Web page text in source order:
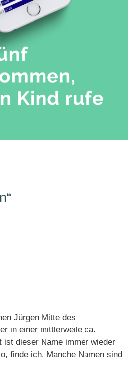
Jürgen Mitte des
in einer mittlerweile ca.
ist dieser Name immer wieder
finde ich. Manche Namen sind